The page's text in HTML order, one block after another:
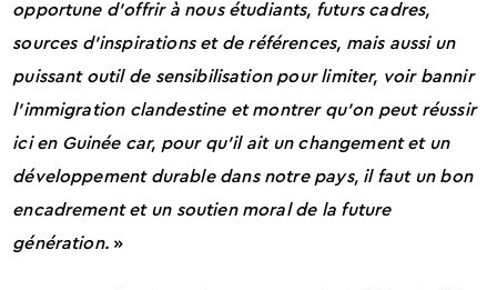
opportune d’offrir à nous étudiants, futurs cadres,
sources d’inspirations et de références, mais aussi un
puissant outil de sensibilisation pour limiter, voir bannir
l’immigration clandestine et montrer qu’on peut réussir
ici en Guinée car, pour qu’il ait un changement et un
développement durable dans notre pays, il faut un bon
encadrement et un soutien moral de la future
génération. »